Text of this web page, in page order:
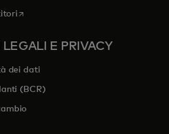
si apre in una nuova scheda
E PRIVACY
dei dati
(BCR)
in una nuova scheda